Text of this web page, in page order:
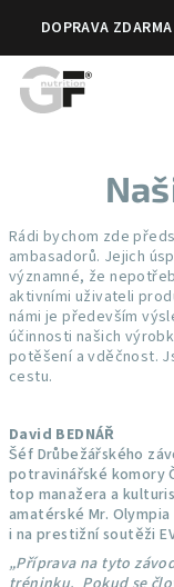
obsah
DOPRAVA
Rádi bychom zde
ambasadorů. Jejich
významné, že
aktivními uživateli
námi je především
účinnosti našich
potěšení a vděčnost.
cestu.
David BEDNÁŘ
Šéf Drůbežářského
potravinářské komory
top manažera a
amatérské Mr.
i na prestižní soutěži
„Příprava na tyto